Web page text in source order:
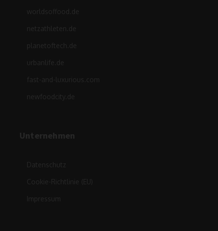
worldsoffood.de
netzathleten.de
planetoftech.de
urbanlife.de
fast-and-luxurious.com
newfoodcity.de
Unternehmen
Datenschutz
Cookie-Richtlinie (EU)
Impressum